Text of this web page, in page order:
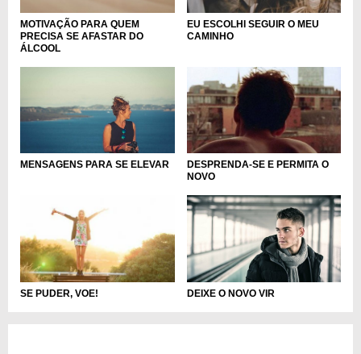
MOTIVAÇÃO PARA QUEM
PRECISA SE AFASTAR DO
ÁLCOOL
EU ESCOLHI SEGUIR O MEU
CAMINHO
MENSAGENS PARA SE ELEVAR
DESPRENDA-SE E PERMITA O
NOVO
SE PUDER, VOE! DEIXE O NOVO VIR